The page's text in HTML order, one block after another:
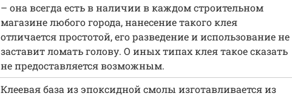
– она всегда есть в наличии в каждом строительном
магазине любого города, нанесение такого клея
отличается простотой, его разведение и использование не
заставит ломать голову. О иных типах клея такое сказать
не предоставляется возможным.
Клеевая база из эпоксидной смолы изготавливается из